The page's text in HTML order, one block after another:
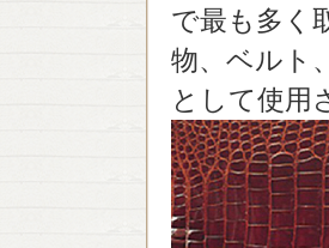
で最も多く
物、 ベルト
として使用